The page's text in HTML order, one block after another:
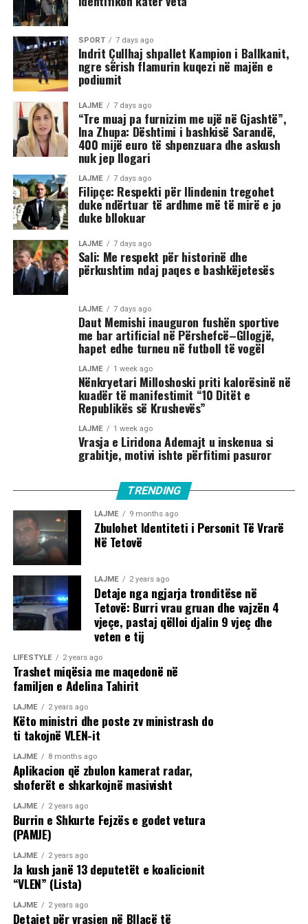
trupit të tij, gjë që ka shkaktuar reagime dhe dënime të
ashpra në rrjetet sociale.(INA)
SPORT 7 days ago
Indrit Çullhaj shpallet Kampion i Ballkanit,
ngre sërish flamurin kuqezi në majën e
podiumit
LAJME 7 days ago
“Tre muaj pa furnizim me ujë në Gjashtë”,
Ina Zhupa: Dështimi i bashkisë Sarandë,
400 mijë euro të shpenzuara dhe askush
nuk jep llogari
LAJME 7 days ago
Filipçe: Respekti për Ilindenin tregohet
duke ndërtuar të ardhme më të mirë e jo
duke bllokuar
LAJME 7 days ago
Sali: Me respekt për historinë dhe
përkushtim ndaj paqes e bashkëjetesës
LAJME 7 days ago
Daut Memishi inauguron fushën sportive
me bar artificial në Përshefcë–Gllogjë,
hapet edhe turneu në futboll të vogël
LAJME 1 week ago
Nënkryetari Milloshoski priti kalorësinë në
kuadër të manifestimit “10 Ditët e
Republikës së Krushevës”
LAJME 1 week ago
Vrasja e Liridona Ademajt u inskenua si
grabitje, motivi ishte përfitimi pasuror
TRENDING
LAJME 9 months ago
Zbulohet Identiteti i Personit Të Vrarë
Në Tetovë
LAJME 2 years ago
Detaje nga ngjarja tronditëse në
Tetovë: Burri vrau gruan dhe vajzën 4
vjeçe, pastaj qëlloi djalin 9 vjeç dhe
veten e tij
LIFESTYLE 2 years ago
Trashet miqësia me maqedonë në
familjen e Adelina Tahirit
LAJME 2 years ago
Këto ministri dhe poste zv ministrash do
ti takojnë VLEN-it
LAJME 8 months ago
Aplikacion që zbulon kamerat radar,
shoferët e shkarkojnë masivisht
LAJME 2 years ago
Burrin e Shkurte Fejzës e godet vetura
(PAMJE)
LAJME 2 years ago
Ja kush janë 13 deputetët e koalicionit
“VLEN” (Lista)
LAJME 2 years ago
Detajet për vrasjen në Bllacë të